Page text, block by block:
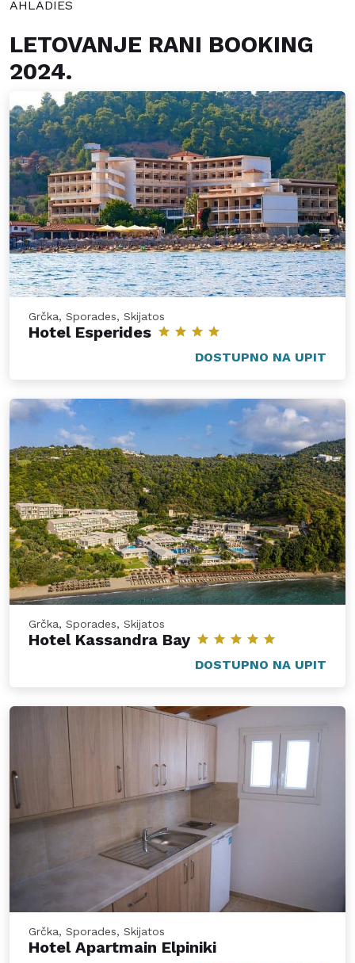
AHLADIES
LETOVANJE RANI BOOKING
2024.
Grčka, Sporades, Skijatos
Hotel Esperides
DOSTUPNO NA UPIT
Grčka, Sporades, Skijatos
Hotel Kassandra Bay
DOSTUPNO NA UPIT
Grčka, Sporades, Skijatos
Hotel Apartmain Elpiniki